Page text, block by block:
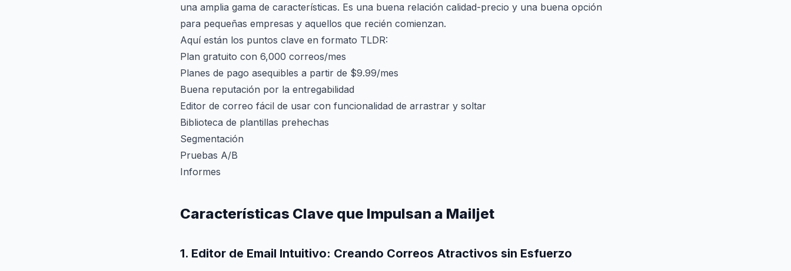
una amplia gama de características. Es una buena relación calidad-precio y una buena opción
para pequeñas empresas y aquellos que recién comienzan.
Aquí están los puntos clave en formato TLDR:
Plan gratuito con 6,000 correos/mes
Planes de pago asequibles a partir de $9.99/mes
Buena reputación por la entregabilidad
Editor de correo fácil de usar con funcionalidad de arrastrar y soltar
Biblioteca de plantillas prehechas
Segmentación
Pruebas A/B
Informes
Características Clave que Impulsan a Mailjet
1. Editor de Email Intuitivo: Creando Correos Atractivos sin Esfuerzo